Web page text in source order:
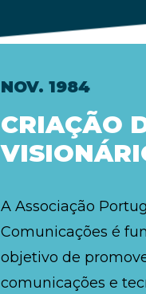
NOV. 1984
CRIAÇÃO
A Associação
Comunicações é
objetivo de
comunicações e